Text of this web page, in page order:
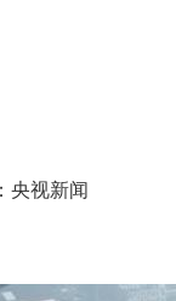
央视新闻